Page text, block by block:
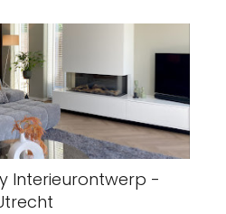
Interieurontwerp -